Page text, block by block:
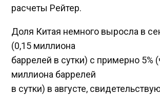
расчеты Рейтер.
Доля Китая немного выросла в
(0,15 миллиона
баррелей в сутки) с примерно 5%
миллиона баррелей
в сутки) в августе,